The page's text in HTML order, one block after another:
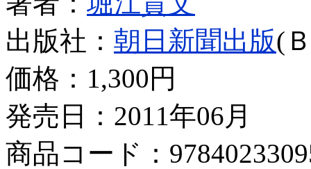
出版社： 朝日新聞出版(
価格： 1,300円
発売日：2011年06月
商品コード：